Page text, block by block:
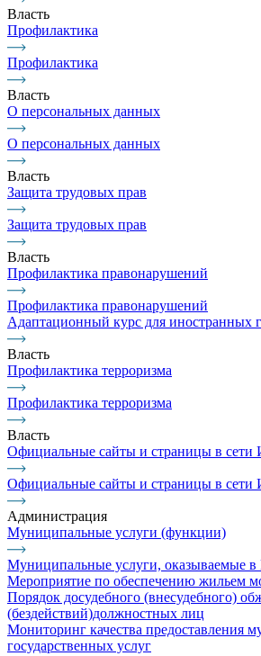
Власть
Профилактика
Профилактика
Власть
О персональных данных
О персональных данных
Власть
Защита трудовых прав
Защита трудовых прав
Власть
Профилактика правонарушений
Профилактика правонарушений
Адаптационный курс для иностранных
Власть
Профилактика терроризма
Профилактика терроризма
Власть
Официальные сайты и страницы в сети
Официальные сайты и страницы в сети
Администрация
Муниципальные услуги (функции)
Муниципальные услуги, оказываемые
Мероприятие по обеспечению жильем
Порядок досудебного (внесудебного)
(бездействий)должностных лиц
Мониторинг качества предоставления
государственных услуг